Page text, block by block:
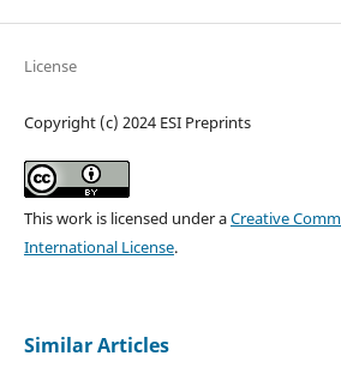
License
Copyright (c) 2024 ESI Preprints
This work is licensed under aCreative
International License.
Similar Articles